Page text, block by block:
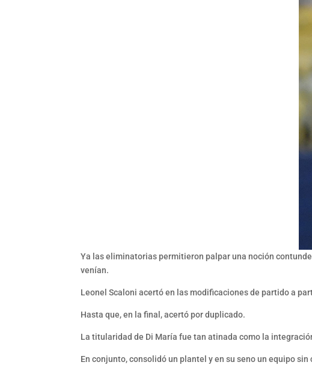
Ya las eliminatorias permitieron palpar una noción
venían.
Leonel Scaloni acertó en las modificaciones de partido a
Hasta que, en la final, acertó por duplicado.
La titularidad de Di María fue tan atinada como la
En conjunto, consolidó un plantel y en su seno un equipo